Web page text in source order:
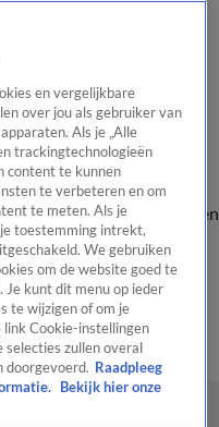
Onze gezichten
In de
Kijkersvraag insturen
ShopUitzending
en vergelijkbare
over jou als gebruiker van
Als je „Alle
trackingtechnologieën
content te kunnen
te verbeteren en om
te meten. Als je
toestemming intrekt,
We gebruiken
om de website goed te
Je kunt dit menu op ieder
te wijzigen of om je
Cookie-instellingen
zullen overal
doorgevoerd. Raadpleeg
Bekijk hier onze